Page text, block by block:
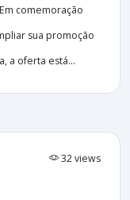
comemoração
sua promoção
a oferta está...
32 views